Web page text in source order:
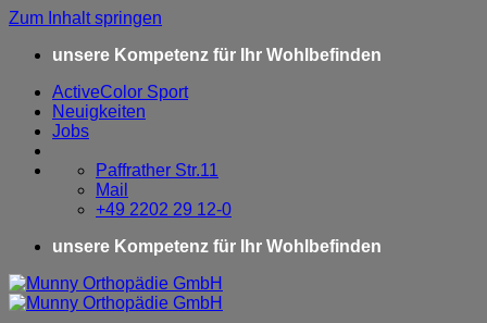
Zum Inhalt springen
unsere Kompetenz für Ihr Wohlbefinden
ActiveColor Sport
Neuigkeiten
Jobs
Paffrather Str.11
Mail
+49 2202 29 12-0
unsere Kompetenz für Ihr Wohlbefinden